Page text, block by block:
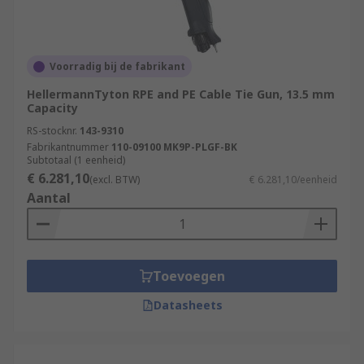
What are cable tie tensioning tools used
Cable tie tensioning tools have a significant role
to play in securing cables to not only ensure
proper function and preserve the integrity of
cables, but also to meet industry codes. They are
built to perform their functions with minimal
effort from the user while staying functional
even after long-term use. Most versions are fitted
with a cutting blade used to trim off excess cable
Types of cable tie tensioning tools?
Voorradig bij de fabrikant
HellermannTyton RPE and PE Cable Tie Gun, 13.5 mm
Capacity
RS-stocknr. 143-9310
Fabrikantnummer 110-09100 MK9P-PLGF-BK
Subtotaal (1 eenheid)
€ 6.281,10(excl. BTW) € 6.281,10/eenheid
Aantal
Toevoegen
Datasheets